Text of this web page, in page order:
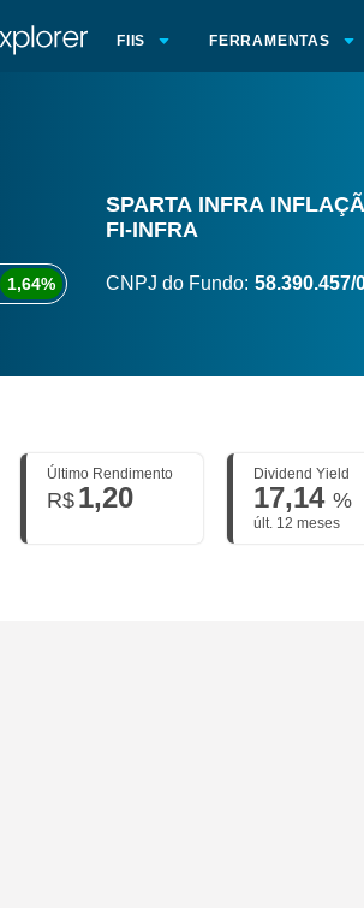
FIIS FERRAMENTAS
SPARTA INFRA
FI-INFRA
1,64% CNPJ do Fundo: 58.390.457/
Último Rendimento
R$ 1,20
Dividend Yield
17,14 %
últ. 12 meses